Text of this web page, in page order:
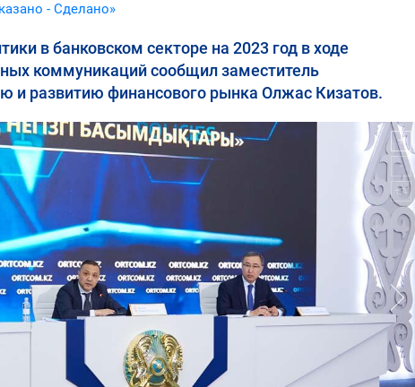
- Сделано»
в банковском секторе на 2023 год в ходе
коммуникаций сообщил заместитель
и развитию финансового рынка Олжас Кизатов.